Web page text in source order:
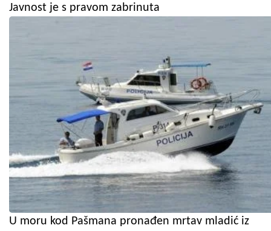
Javnost je s pravom zabrinuta
U moru kod Pašmana pronađen mrtav mladić iz